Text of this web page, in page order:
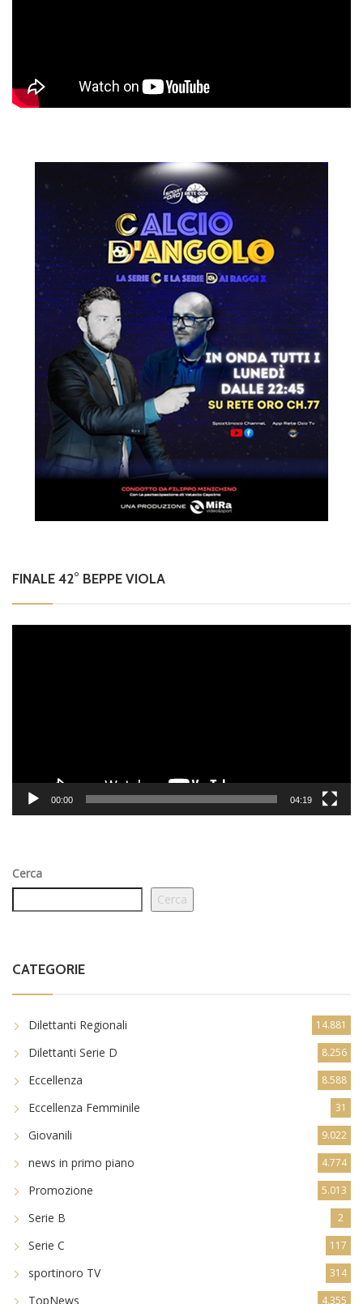
FINALE 42° BEPPE VIOLA
00:00 04:19
Cerca
Cerca
CATEGORIE
Dilettanti Regionali 14.881
Dilettanti Serie D 8.256
Eccellenza 8.588
Eccellenza Femminile 31
Giovanili 9.022
news in primo piano 4.774
Promozione 5.013
Serie B 2
Serie C 117
sportinoro TV 314
TopNews 4.355